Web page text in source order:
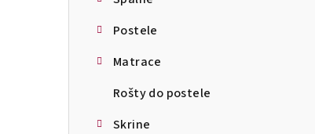
Postele
Matrace
Rošty do postele
Skrine